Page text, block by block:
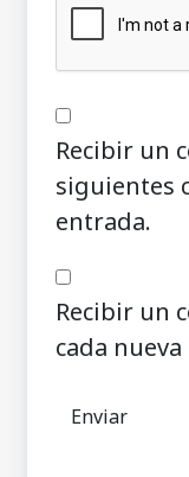
Recibir un
siguientes
entrada.
Recibir un
cada